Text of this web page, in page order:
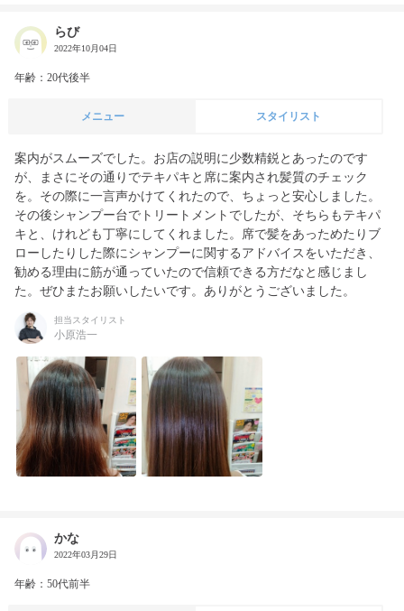
らび
2022年10月04日
年齢：20代後半
メニュー スタイリスト
案内がスムーズでした。お店の説明に少数精鋭とあったのです
が、まさにその通りでテキパキと席に案内され髪質のチェック
を。その際に一言声かけてくれたので、ちょっと安心しました。
その後シャンプー台でトリートメントでしたが、そちらもテキパ
キと、けれども丁寧にしてくれました。席で髪をあっためたりブ
ローしたりした際にシャンプーに関するアドバイスをいただき、
勧める理由に筋が通っていたので信頼できる方だなと感じまし
た。ぜひまたお願いしたいです。ありがとうございました。
担当スタイリスト
小原浩一
かな
2022年03月29日
年齢：50代前半